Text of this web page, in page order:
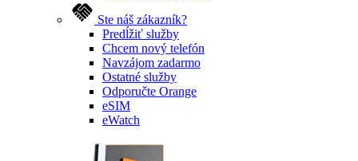
Ste náš zákazník?
Predĺžiť služby
Chcem nový telefón
Navzájom zadarmo
Ostatné služby
Odporučte Orange
eSIM
eWatch